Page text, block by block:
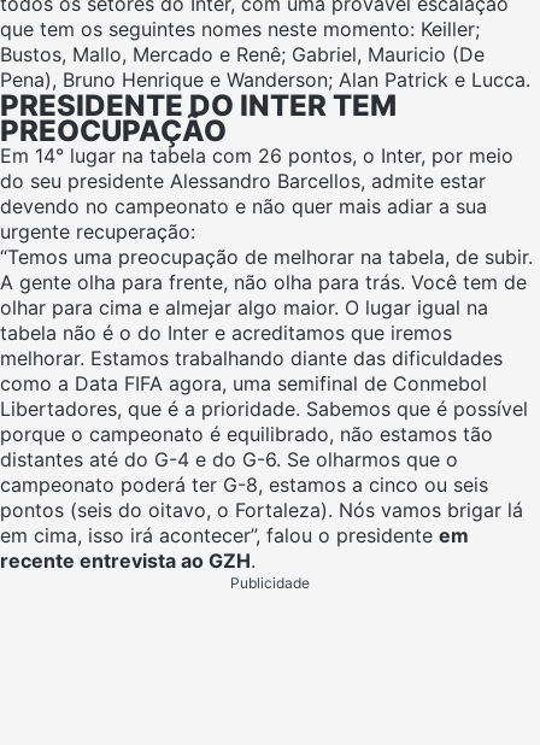
que tem os seguintes nomes neste momento: Keiller;
Bustos, Mallo, Mercado e Renê; Gabriel, Mauricio (De
Pena), Bruno Henrique e Wanderson; Alan Patrick e Lucca.
PRESIDENTE DO INTER TEM
PREOCUPAÇÃO
Em 14° lugar na tabela com 26 pontos, o Inter, por meio
do seu presidente Alessandro Barcellos, admite estar
devendo no campeonato e não quer mais adiar a sua
urgente recuperação:
“Temos uma preocupação de melhorar na tabela, de subir.
A gente olha para frente, não olha para trás. Você tem de
olhar para cima e almejar algo maior. O lugar igual na
tabela não é o do Inter e acreditamos que iremos
melhorar. Estamos trabalhando diante das dificuldades
como a Data FIFA agora, uma semifinal de Conmebol
Libertadores, que é a prioridade. Sabemos que é possível
porque o campeonato é equilibrado, não estamos tão
distantes até do G-4 e do G-6. Se olharmos que o
campeonato poderá ter G-8, estamos a cinco ou seis
pontos (seis do oitavo, o Fortaleza). Nós vamos brigar lá
em cima, isso irá acontecer”, falou o presidente em
recente entrevista ao GZH.
Publicidade